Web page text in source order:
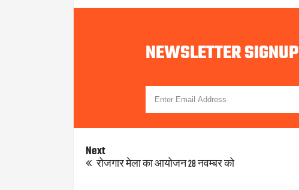
NEWSLETTER SIGNUP
Next
रोजगार मेला का आयोजन 28 नवम्बर को